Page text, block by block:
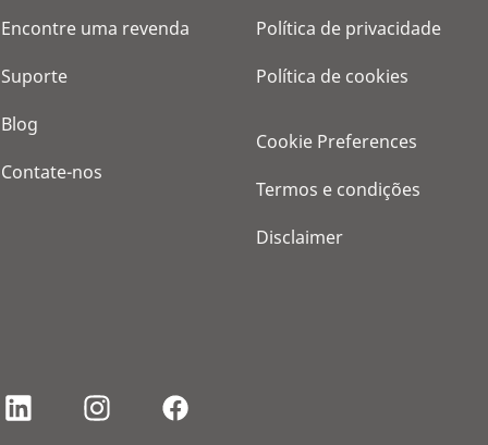
Encontre uma revenda
Suporte
Blog
Contate-nos
Política de privacidade
Política de cookies
Cookie Preferences
Termos e condições
Disclaimer